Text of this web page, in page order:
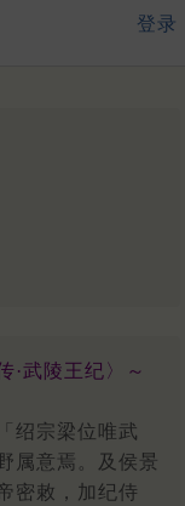
登录
·武陵王纪〉～
绍宗梁位唯武
属意焉。及侯景
密敕，加纪侍